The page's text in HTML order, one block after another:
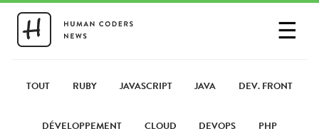
☰
PARTAGER UN LIEN
TOUT RUBY JAVASCRIPT JAVA DEV. FRONT
DÉVELOPPEMENT CLOUD DEVOPS PHP